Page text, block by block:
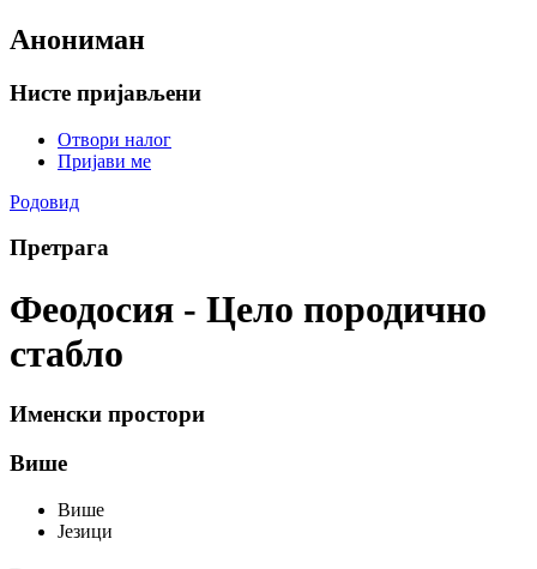
Анониман
Нисте пријављени
Отвори налог
Пријави ме
Родовид
Претрага
Феодосия - Цело породично
стабло
Именски простори
Више
Више
Језици